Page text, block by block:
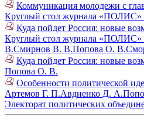
Коммуникация молодежи с
Круглый стол журнала «ПОЛИС»
Куда пойдет Россия: новые
Круглый стол журнала «ПОЛИС»
В.Смирнов В. В.Попова О. В.
Куда пойдет Россия: новые
Попова О. В.
Особенности политической
Артемов Г. П.Авдиенко Д. А.
Электорат политических